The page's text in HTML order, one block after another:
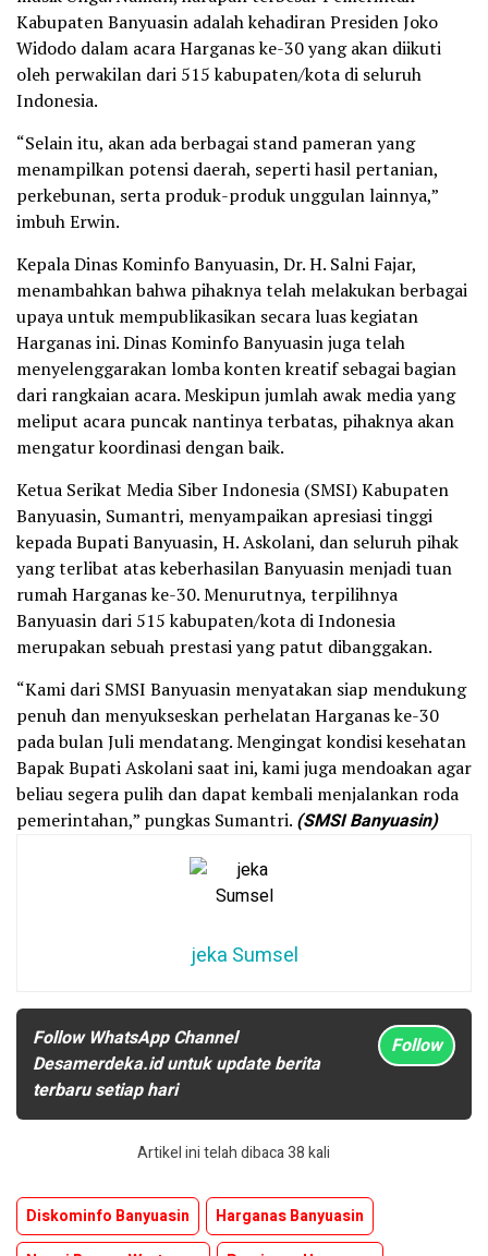
Kabupaten Banyuasin adalah kehadiran Presiden Joko
Widodo dalam acara Harganas ke-30 yang akan diikuti
oleh perwakilan dari 515 kabupaten/kota di seluruh
Indonesia.
“Selain itu, akan ada berbagai stand pameran yang
menampilkan potensi daerah, seperti hasil pertanian,
perkebunan, serta produk-produk unggulan lainnya,”
imbuh Erwin.
Kepala Dinas Kominfo Banyuasin, Dr. H. Salni Fajar,
menambahkan bahwa pihaknya telah melakukan berbagai
upaya untuk mempublikasikan secara luas kegiatan
Harganas ini. Dinas Kominfo Banyuasin juga telah
menyelenggarakan lomba konten kreatif sebagai bagian
dari rangkaian acara. Meskipun jumlah awak media yang
meliput acara puncak nantinya terbatas, pihaknya akan
mengatur koordinasi dengan baik.
Ketua Serikat Media Siber Indonesia (SMSI) Kabupaten
Banyuasin, Sumantri, menyampaikan apresiasi tinggi
kepada Bupati Banyuasin, H. Askolani, dan seluruh pihak
yang terlibat atas keberhasilan Banyuasin menjadi tuan
rumah Harganas ke-30. Menurutnya, terpilihnya
Banyuasin dari 515 kabupaten/kota di Indonesia
merupakan sebuah prestasi yang patut dibanggakan.
“Kami dari SMSI Banyuasin menyatakan siap mendukung
penuh dan menyukseskan perhelatan Harganas ke-30
pada bulan Juli mendatang. Mengingat kondisi kesehatan
Bapak Bupati Askolani saat ini, kami juga mendoakan agar
beliau segera pulih dan dapat kembali menjalankan roda
pemerintahan,” pungkas Sumantri. (SMSI Banyuasin)
jeka Sumsel
Follow WhatsApp Channel
Desamerdeka.id untuk update berita
terbaru setiap hari
Follow
Artikel ini telah dibaca 38 kali
Diskominfo Banyuasin
Harganas Banyuasin